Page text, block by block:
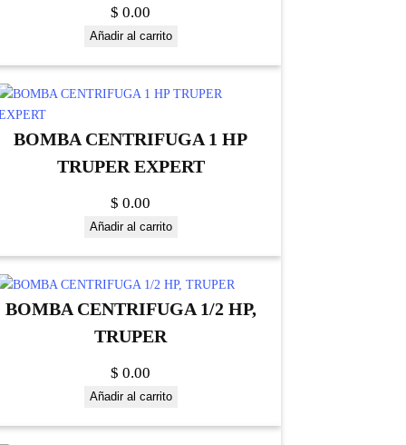
$ 0.00
Añadir al carrito
BOMBA CENTRIFUGA 1 HP
TRUPER EXPERT
$ 0.00
Añadir al carrito
BOMBA CENTRIFUGA 1/2 HP,
TRUPER
$ 0.00
Añadir al carrito